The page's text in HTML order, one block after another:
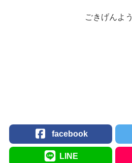
ごきげんよう
facebook
LINE